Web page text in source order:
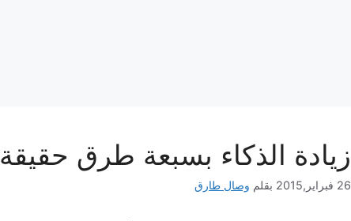
زيادة الذكاء بسبعة طرق حقيقة
26 فبراير,2015 بقلم وصال طارق